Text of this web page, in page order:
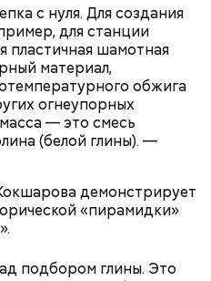
с нуля. Для создания
для станции
пластичная шамотная
материал,
обжига
огнеупорных
— это смесь
(белой глины). —
демонстрирует
«пирамидки»
подбором глины. Это
автомобильно-
А. А. Николаева. Здесь
очищать
вредит деталям и
в частности
батареи
посмотреть
условиях, — уточнил